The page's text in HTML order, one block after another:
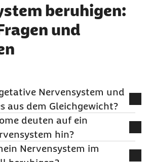
beruhigen:
und
Nervensystem und
aus dem Gleichgewicht?
arbeitet
und reguliert
wie Herzschlag,
deuten auf ein
hin?
geratenes Nervensystem
Nervensystem im